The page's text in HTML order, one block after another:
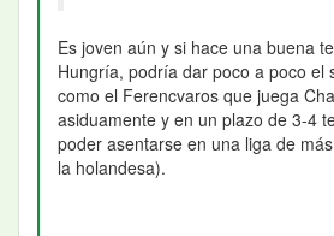
Es joven aún y si hace una buena
Hungría, podría dar poco a poco el
como el Ferencvaros que juega
asiduamente y en un plazo de 3-4
poder asentarse en una liga de
la holandesa).